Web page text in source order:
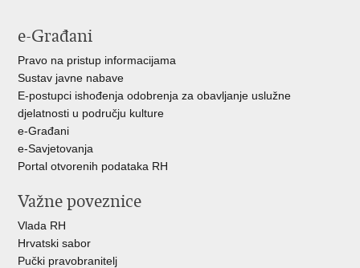
e-Građani
Pravo na pristup informacijama
Sustav javne nabave
E-postupci ishođenja odobrenja za obavljanje uslužne
djelatnosti u području kulture
e-Građani
e-Savjetovanja
Portal otvorenih podataka RH
Važne poveznice
Vlada RH
Hrvatski sabor
Pučki pravobranitelj